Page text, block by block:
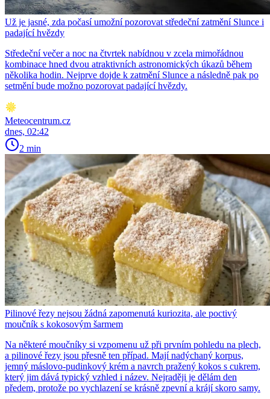
Už je jasné, zda počasí umožní pozorovat středeční zatmění Slunce i
padající hvězdy
Středeční večer a noc na čtvrtek nabídnou v zcela mimořádnou
kombinace hned dvou atraktivních astronomických úkazů během
několika hodin. Nejprve dojde k zatmění Slunce a následně pak po
setmění bude možno pozorovat padající hvězdy.
Meteocentrum.cz
dnes, 02:42
2 min
Pilinové řezy nejsou žádná zapomenutá kuriozita, ale poctivý
moučník s kokosovým šarmem
Na některé moučníky si vzpomenu už při prvním pohledu na plech,
a pilinové řezy jsou přesně ten případ. Mají nadýchaný korpus,
jemný máslovo-pudinkový krém a navrch pražený kokos s cukrem,
který jim dává typický vzhled i název. Nejraději je dělám den
předem, protože po vychlazení se krásně zpevní a krájí skoro samy.